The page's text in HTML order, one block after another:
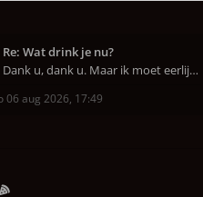
Re: Wat drink je nu?
Dank u, dank u. Maar ik moet eerlijk bekennen da
06 aug 2026, 17:49